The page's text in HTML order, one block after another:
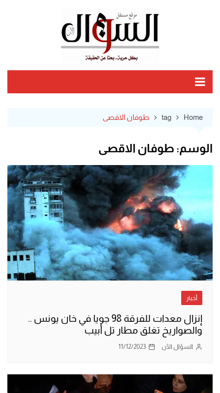
Home
tag طوفان الاقصى
الوسم: طوفان الاقصى
أخبار
إنزال معدات للفرقة 98 جويا في خان يونس ..
والصواريخ تغلق مطار تل أبيب
السؤال الآن 11/12/2023